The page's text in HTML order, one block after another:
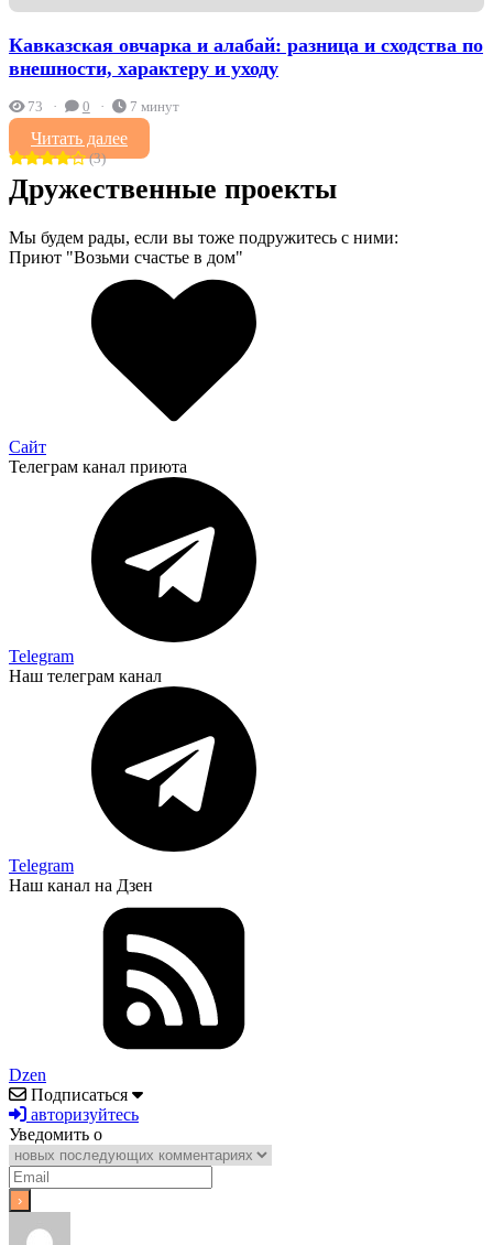
Кавказская овчарка и алабай: разница и сходства по
внешности, характеру и уходу
73 0 7 минут
Читать далее
(3)
Дружественные проекты
Мы будем рады, если вы тоже подружитесь с ними:
Приют "Возьми счастье в дом"
Сайт
Телеграм канал приюта
Telegram
Наш телеграм канал
Telegram
Наш канал на Дзен
Dzen
Подписаться
авторизуйтесь
Уведомить о